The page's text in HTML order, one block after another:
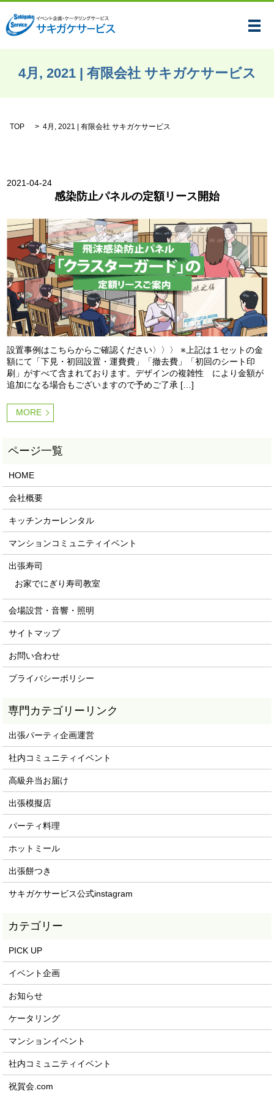
メ
4月, 2021 | 有限会社 サキガケサービス
TOP 4月, 2021 | 有限会社 サキガケサービス
2021-04-24
感染防止パネルの定額リース開始
設置事例はこちらからご確認ください〉〉〉 ※上記は１セットの金
額にて「下見・初回設置・運費費」「撤去費」「初回のシート印
刷」がすべて含まれております。デザインの複雑性 により金額が
追加になる場合もございますので予めご了承 […]
MORE
HOME
会社概要
キッチンカーレンタル
マンションコミュニティイベント
出張寿司
お家でにぎり寿司教室
会場設営・音響・照明
サイトマップ
お問い合わせ
プライバシーポリシー
専門カテゴリーリンク
出張パーティ企画運営
社内コミュニティイベント
高級弁当お届け
出張模擬店
パーティ料理
ホットミール
出張餅つき
サキガケサービス公式instagram
PICK UP
イベント企画
お知らせ
ケータリング
マンションイベント
社内コミュニティイベント
祝賀会.com